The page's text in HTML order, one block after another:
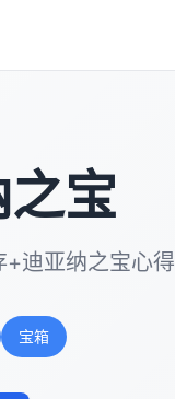
宝
+迪亚纳之宝心得
宝箱